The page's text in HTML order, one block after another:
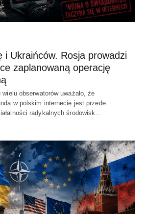
i Ukraińców. Rosja prowadzi
zaplanowaną operację
obserwatorów uważało, że
w polskim internecie jest przede
radykalnych środowisk…